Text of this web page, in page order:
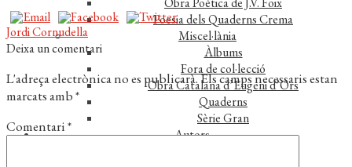
Poesia dels Quaderns Crema
Miscel·lània
Àlbums
Fora de col·lecció
Obra Catalana d’Eugeni d’Ors
Quaderns
Sèrie Gran
Autors
Navegació
d'entrades
Entrada
anterior:
Jordi Cornudella
Deixa un comentari
L'adreça electrònica no es publicarà.Els camps necessaris estan
marcats amb*
Comentari*